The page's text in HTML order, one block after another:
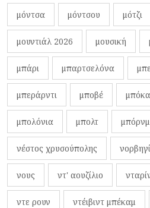
μόντσα μόντσου μότζι
μουντιάλ 2026 μουσική
μπάρι μπαρτσελόνα
μπεράρντι μποβέ
μπολόνια μπολτ
νέστος χρυσούπολης
νους ντ' αουζίλιο
ντε ρουν ντέιβιντ μπέκαμ